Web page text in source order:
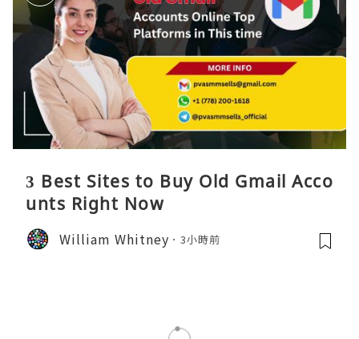
3 Best Sites to Buy Old Gmail Acco
unts Right Now
William Whitney 3小時前